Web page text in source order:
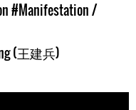
#Manifestation /
(王建兵)